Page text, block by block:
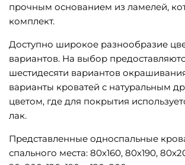
прочным основанием из ламелей,
комплект.
Доступно широкое разнообразие
вариантов. На выбор
шестидесяти вариантов
варианты кроватей с натуральным
цветом, где для покрытия
лак.
Представленные односпальные
спального места: 80х160, 80х190,